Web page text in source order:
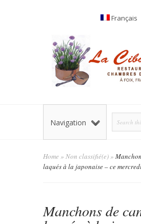
Français
Navigation
Home » Non classifié(e)»
laqués à la japonaise – ce
Manchons de